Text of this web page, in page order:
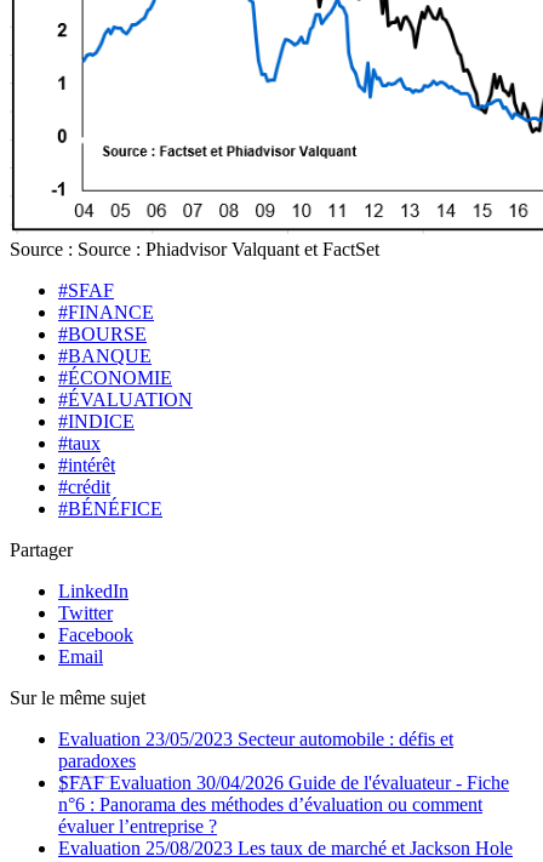
Source : Source : Phiadvisor Valquant et FactSet
#SFAF
#FINANCE
#BOURSE
#BANQUE
#ÉCONOMIE
#ÉVALUATION
#INDICE
#taux
#intérêt
#crédit
#BÉNÉFICE
Partager
LinkedIn
Twitter
Facebook
Email
Sur le même sujet
Evaluation 23/05/2023 Secteur automobile : défis et
paradoxes
SFAF Evaluation 30/04/2026 Guide de l'évaluateur - Fiche
n°6 : Panorama des méthodes d’évaluation ou comment
évaluer l’entreprise ?
Evaluation 25/08/2023 Les taux de marché et Jackson Hole